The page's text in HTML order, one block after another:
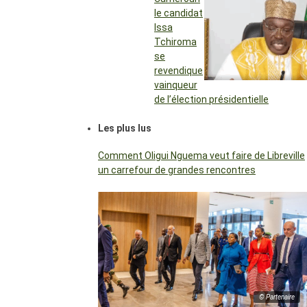
le candidat
Issa
Tchiroma
se
revendique
vainqueur
de l’élection présidentielle
Les plus lus
Comment Oligui Nguema veut faire de Libreville
un carrefour de grandes rencontres
© Partenaire